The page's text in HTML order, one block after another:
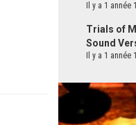
Il y a 1 année
Trials of
Sound
Il y a 1 année